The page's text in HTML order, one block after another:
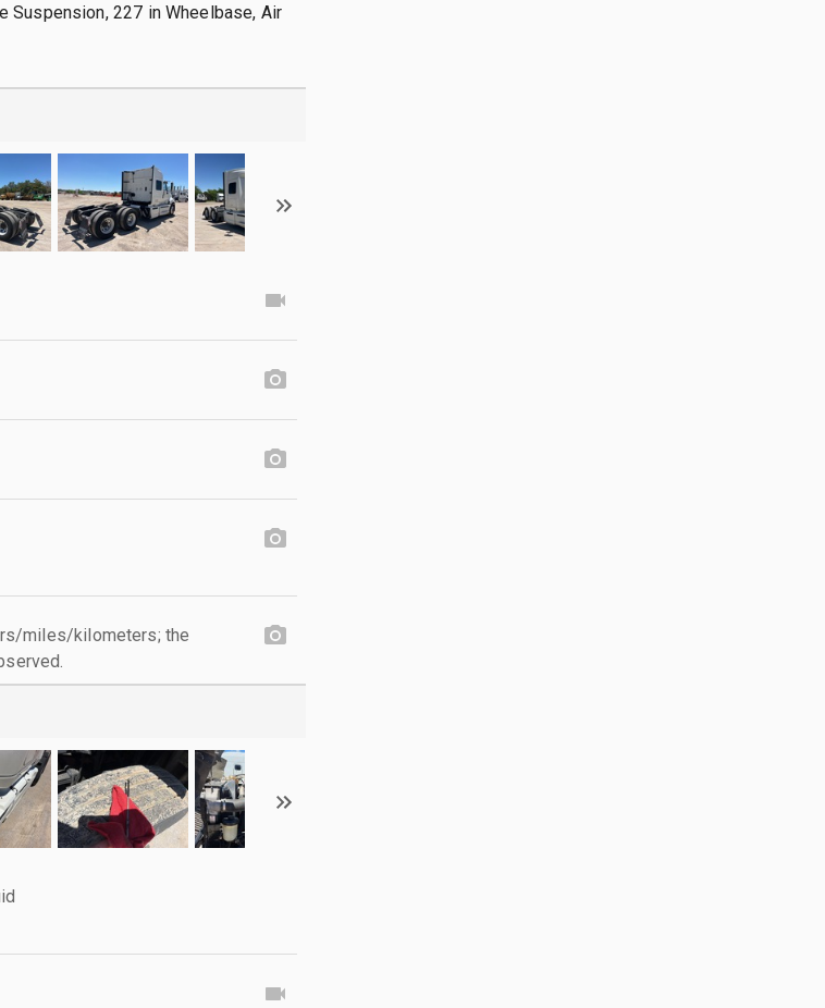
Suspension, 227 in Wheelbase, Air
miles/kilometers; the